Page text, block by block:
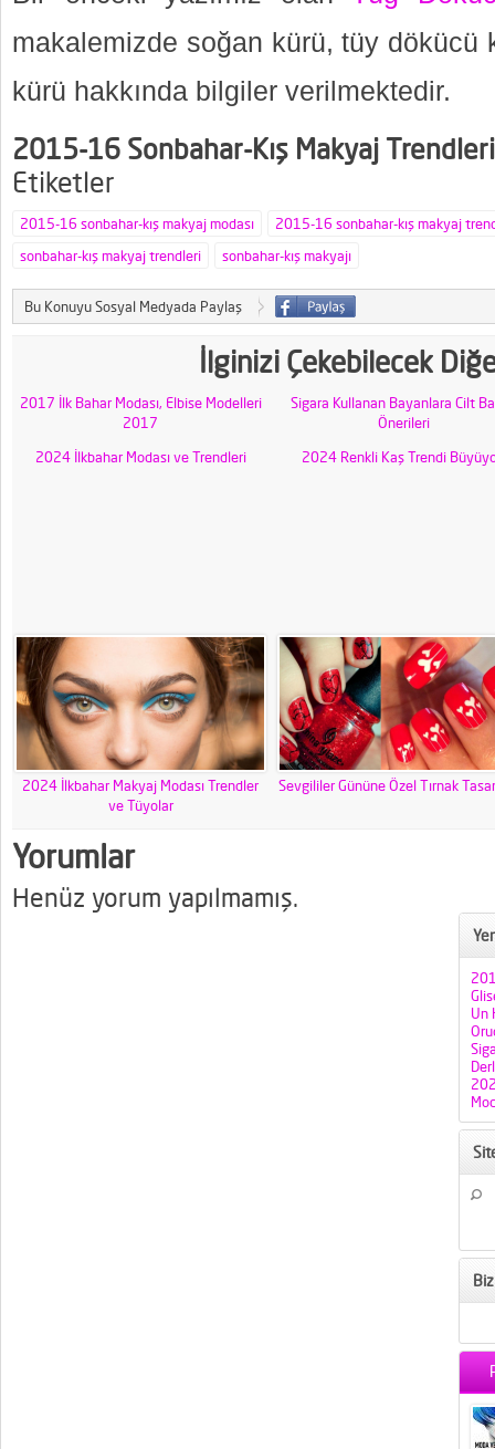
makalemizde soğan kürü, tüy dökücü
kürü hakkında bilgiler verilmektedir.
2015-16 Sonbahar-Kış Makyaj
Etiketler
2015-16 sonbahar-kış makyaj modası
2015-16 sonbahar-kış makyaj
sonbahar-kış makyaj trendleri
sonbahar-kış makyajı
Bu Konuyu Sosyal Medyada Paylaş
İlginizi Çekebilecek
2017 İlk Bahar Modası, Elbise Modelleri
2017
Sigara Kullanan Bayanlara Cilt
Önerileri
2024 İlkbahar Modası ve Trendleri
2024 Renkli Kaş Trendi
2024 İlkbahar Makyaj Modası Trendler
ve Tüyolar
Sevgililer Gününe Özel Tırnak
Yorumlar
Henüz yorum yapılmamış.
Un